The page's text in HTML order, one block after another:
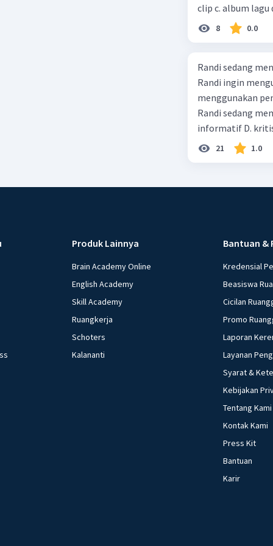
clip c. album lagu
8 0.0
Randi sedang
Randi ingin
menggunakan pendekatan
Randi sedang
informatif D.
21 1.0
Produk Lainnya
Brain Academy Online
English Academy
Skill Academy
Ruangkerja
Schoters
Kalananti
Bantuan &
Kredensial
Beasiswa
Cicilan
Promo
Laporan
Layanan
Syarat &
Kebijakan
Tentang Kami
Kontak Kami
Press Kit
Bantuan
Karir